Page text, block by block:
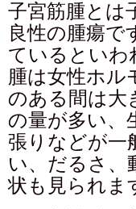
子宮筋腫とは
良性の腫瘍で
ているといわ
腫は女性ホル
のある間は大
の量が多い、
張りなどが一
い、だるさ、
状も見られま